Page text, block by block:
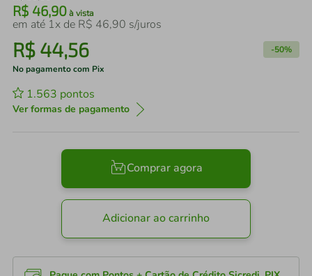
R$ 46,90 à vista
em até 1x de R$ 46,90 s/juros
R$ 44,56 -50%
No pagamento com Pix
1.563 pontos
Ver formas de pagamento
Comprar agora
Adicionar ao carrinho